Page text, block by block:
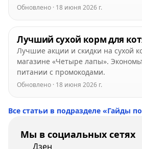
Обновлено · 18 июня 2026 г.
Лучший сухой корм для
Лучшие акции и скидки на сухой
магазине «Четыре лапы».
питании с промокодами.
Обновлено · 18 июня 2026 г.
Все статьи в подразделе «Гайды
Мы в социальных сетях
Дзен